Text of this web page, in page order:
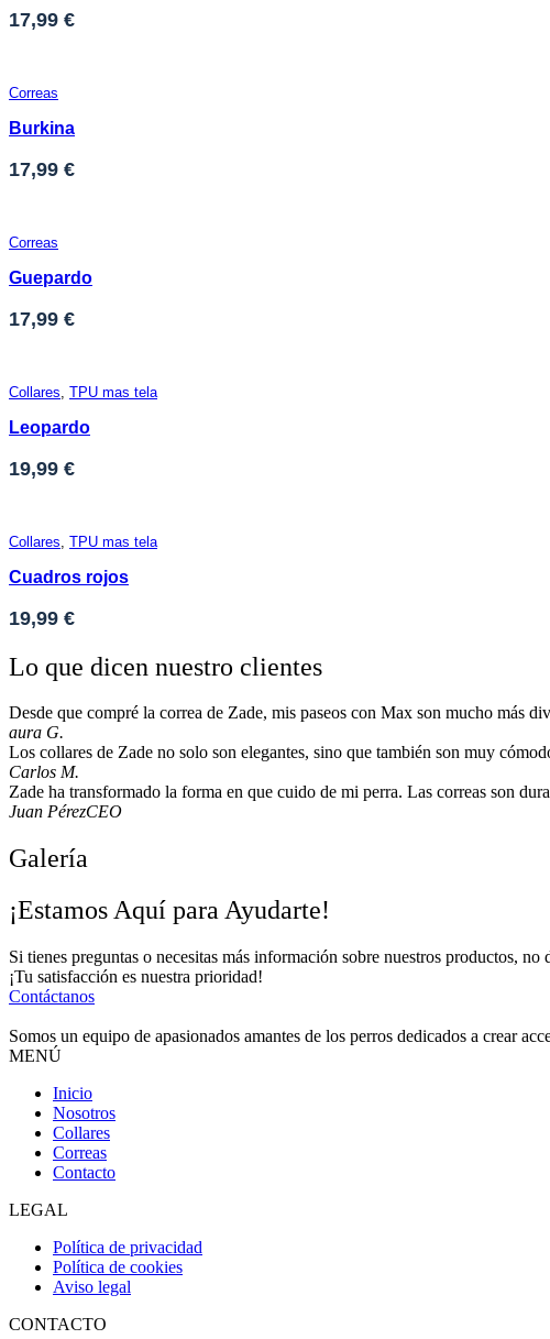
17,99 €
Correas
Burkina
17,99 €
Correas
Guepardo
17,99 €
Collares, TPU mas tela
Leopardo
19,99 €
Collares, TPU mas tela
Cuadros rojos
19,99 €
Lo que dicen nuestro clientes
Desde que compré la correa de Zade, mis paseos con Max son mucho más
aura G.
Los collares de Zade no solo son elegantes, sino que también son muy
Carlos M.
Zade ha transformado la forma en que cuido de mi perra. Las correas son
Juan PérezCEO
Galería
¡Estamos Aquí para Ayudarte!
Si tienes preguntas o necesitas más información sobre nuestros productos,
¡Tu satisfacción es nuestra prioridad!
Contáctanos
Somos un equipo de apasionados amantes de los perros dedicados a crear
MENÚ
Inicio
Nosotros
Collares
Correas
Contacto
LEGAL
Política de privacidad
Política de cookies
Aviso legal
CONTACTO